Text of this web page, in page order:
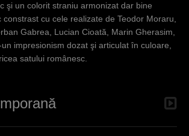
şi un colorit straniu armonizat dar bine
constrast cu cele realizate de Teodor Moraru,
Gabrea, Lucian Cioată, Marin Gherasim,
impresionism dozat şi articulat în culoare,
satului românesc.